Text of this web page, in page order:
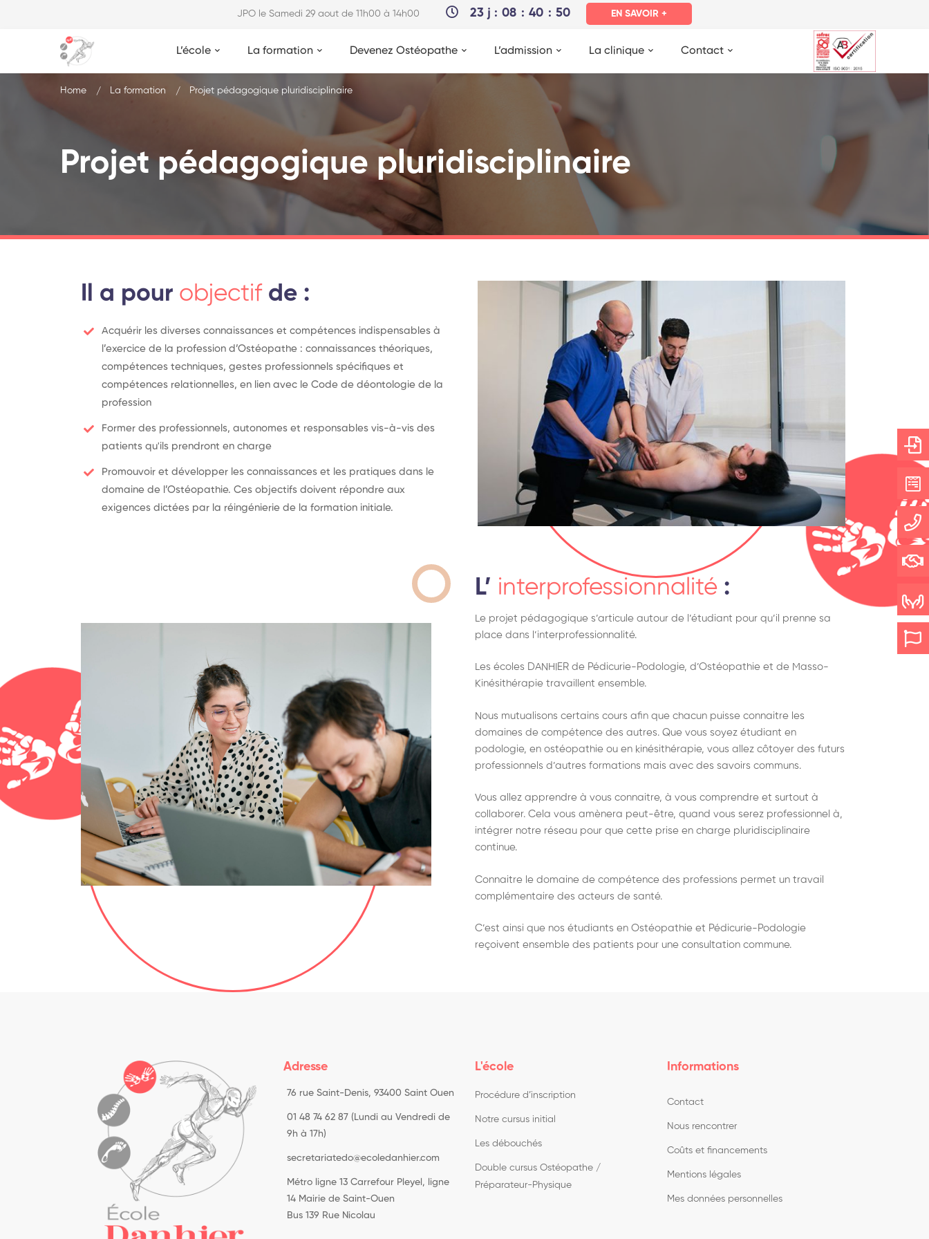
JPO le Samedi 29 aout de 11h00 à 14h00 23 j 08 40 49 EN SAVOIR +
L’école La formation Devenez Ostéopathe L’admission La clinique Contact
Projet pédagogique pluridisciplinaire
Home La formation Projet pédagogique pluridisciplinaire
Il a pour objectifde :
Acquérir les diverses connaissances et compétences indispensables à
l’exercice de la profession d’Ostéopathe : connaissances théoriques,
compétences techniques, gestes professionnels spécifiques et
compétences relationnelles, en lien avec le Code de déontologie de la
profession
Former des professionnels, autonomes et responsables vis-à-vis des
patients qu'ils prendront en charge
Promouvoir et développer les connaissances et les pratiques dans le
domaine de l’Ostéopathie. Ces objectifs doivent répondre aux
exigences dictées par la réingénierie de la formation initiale.
L’ interprofessionnalité :
Le projet pédagogique s’articule autour de l’étudiant pour qu’il prenne sa
place dans l’interprofessionnalité.
Les écoles DANHIER de Pédicurie-Podologie, d’Ostéopathie et de Masso-
Kinésithérapie travaillent ensemble.
Nous mutualisons certains cours afin que chacun puisse connaitre les
domaines de compétence des autres. Que vous soyez étudiant en
podologie, en ostéopathie ou en kinésithérapie, vous allez côtoyer des futurs
professionnels d’autres formations mais avec des savoirs communs.
Vous allez apprendre à vous connaitre, à vous comprendre et surtout à
collaborer. Cela vous amènera peut-être, quand vous serez professionnel à,
intégrer notre réseau pour que cette prise en charge pluridisciplinaire
continue.
Connaitre le domaine de compétence des professions permet un travail
complémentaire des acteurs de santé.
C’est ainsi que nos étudiants en Ostéopathie et Pédicurie-Podologie
reçoivent ensemble des patients pour une consultation commune.
Adresse
76 rue Saint-Denis, 93400 Saint Ouen
01 48 74 62 87 (Lundi au Vendredi de
9h à 17h)
secretariatedo@ecoledanhier.com
Métro ligne 13 Carrefour Pleyel, ligne
14 Mairie de Saint-Ouen
Bus 139 Rue Nicolau
L'école
Procédure d’inscription
Notre cursus initial
Les débouchés
Double cursus Ostéopathe /
Préparateur-Physique
Informations
Contact
Nous rencontrer
Coûts et financements
Mentions légales
Mes données personnelles